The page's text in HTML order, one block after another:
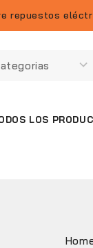
repuestos
LOS